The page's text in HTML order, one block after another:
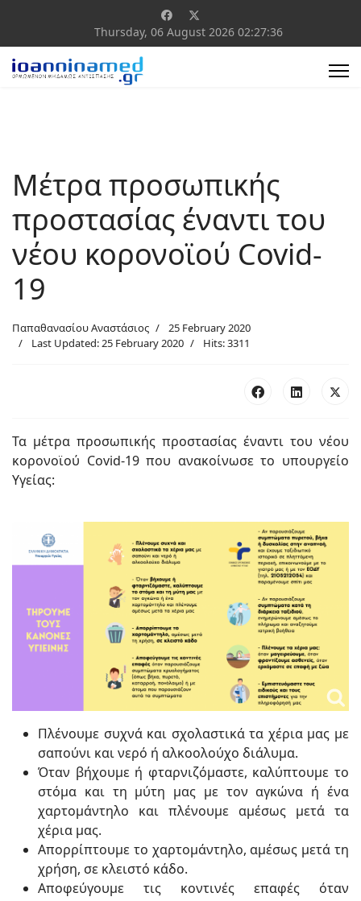
Thursday, 06 August 2026 02:27:37
Mέτρα προσωπικής
προστασίας έναντι του
νέου κορονοϊού Covid-
19
Παπαθανασίου Αναστάσιος
25 February 2020
Last Updated: 25 February 2020
Hits: 3311
Τα μέτρα προσωπικής προστασίας έναντι του νέου
κορονοϊού Covid-19 που ανακοίνωσε το υπουργείο
Υγείας:
Πλένουμε συχνά και σχολαστικά τα χέρια μας με
σαπούνι και νερό ή αλκοολούχο διάλυμα.
Όταν βήχουμε ή φταρνιζόμαστε, καλύπτουμε το
στόμα και τη μύτη μας με τον αγκώνα ή ένα
χαρτομάντηλο και πλένουμε αμέσως μετά τα
χέρια μας.
Απορρίπτουμε το χαρτομάντηλο, αμέσως μετά τη
χρήση, σε κλειστό κάδο.
Αποφεύγουμε τις κοντινές επαφές όταν